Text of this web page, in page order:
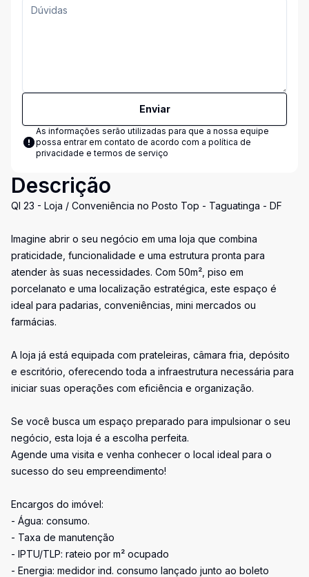
Enviar
As informações serão utilizadas para que a nossa equipe
possa entrar em contato de acordo com a política de
privacidade e termos de serviço
Descrição
QI 23 - Loja / Conveniência no Posto Top - Taguatinga - DF
Imagine abrir o seu negócio em uma loja que combina
praticidade, funcionalidade e uma estrutura pronta para
atender às suas necessidades. Com 50m², piso em
porcelanato e uma localização estratégica, este espaço é
ideal para padarias, conveniências, mini mercados ou
farmácias.
A loja já está equipada com prateleiras, câmara fria, depósito
e escritório, oferecendo toda a infraestrutura necessária para
iniciar suas operações com eficiência e organização.
Se você busca um espaço preparado para impulsionar o seu
negócio, esta loja é a escolha perfeita.
Agende uma visita e venha conhecer o local ideal para o
sucesso do seu empreendimento!
Encargos do imóvel:
- Água: consumo.
- Taxa de manutenção
- IPTU/TLP: rateio por m² ocupado
- Energia: medidor ind. consumo lançado junto ao boleto